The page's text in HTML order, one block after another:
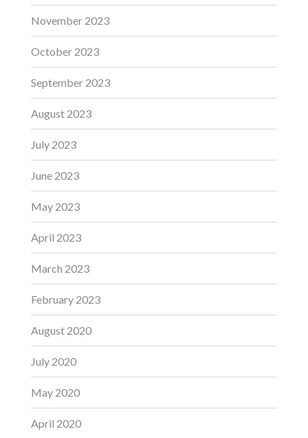
November 2023
October 2023
September 2023
August 2023
July 2023
June 2023
May 2023
April 2023
March 2023
February 2023
August 2020
July 2020
May 2020
April 2020